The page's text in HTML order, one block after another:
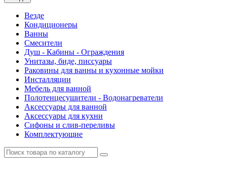
Везде
Кондиционеры
Ванны
Смесители
Душ - Кабины - Ограждения
Унитазы, биде, писсуары
Раковины для ванны и кухонные мойки
Инсталляции
Мебель для ванной
Полотенцесушители - Водонагреватели
Аксессуары для ванной
Аксессуары для кухни
Сифоны и слив-переливы
Комплектующие